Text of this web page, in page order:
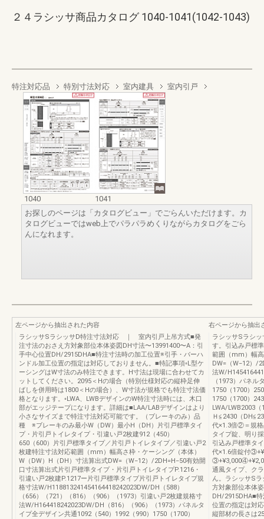
２４ラシッサ商品カタログ 1040-1041(1042-1043)
特注対応品 特別寸法対応 室内建具 室内引戸
1040
1041
お探しのページは「カタログビュー」でごらんいただけます。カ
タログビューではweb上でパラパラめくりながらカタログをごら
んになれます。
左ページから抽出された内容
ラシッサSラシッサD特注寸法対応 ｜ 室内引戸上吊方式■発
注寸法のおさえ方対象部位本体姿図DH寸法〜13991400〜A：引
手中心位置DH/2915DHA■特注寸法時の加工位置※引手・バーハ
ンドル加工位置の指定は対応しておりません。■特記事項◦L型ケ
ーシングはW寸法のみ特注できます。H寸法は現場に合わせてカ
ットしてください。2095＜Hの場合（特別仕様対応の縦枠足伸
ばしを併用時は1800＜Hの場合）、W寸法が規格でも特注寸法価
格となります。◦LWA、LWBデザインのW特注寸法時には、木口
部がエッジテープになります。詳細は■LAA/LABデザインはより
小さなサイズまで特注寸法対応可能です。（ブレーキのみ）品
種 ※ブレーキのみ最小W（DW）最小H（DH）片引戸標準タイ
プ・片引戸トイレタイプ・引違い戸2枚建912（450）
650（600）片引戸標準タイプ／片引戸トイレタイプ／引違い戸2
枚建特注寸法対応範囲（mm）幅高さ枠・ケーシング（本体）
W（DW）H（DH）寸法算出式DW=（W−12）/2DH=H−50有効開
口寸法算出式片引戸標準タイプ・片引戸トイレタイプP.1216・
引違い戸2枚建P.1217ー片引戸標準タイプ片引戸トイレタイプ規
格寸法W/H118813241454164418242023DW/DH（588）
（656）（721）（816）（906）（1973）引違い戸2枚建規格寸
法W/H164418242023DW/DH（816）（906）（1973）パネルタ
イプ全デザイン共通1092（540）1992（990）1750（1700）
右ページから抽出
ラシッサSラシ
す。引込み戸標
範囲（mm）幅
DW=（W−12）/
法W/
（1973）パネル
1750（1700）
1750（1700）
LWA/LWB2003
Ｈ≦2430（
代×1.3倍②＝規
タイプ錠、明り
引込み戸標準タ
代×1.6倍錠付
通風タイプ、ク
ん。ラシッサS
方対象部位本体
DH/2915DHA■
位置の指定は対
縦部材の長さは